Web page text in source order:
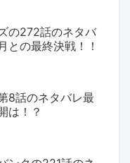
の272話のネタバ
との最終決戦！！
8話のネタバレ最
は！？